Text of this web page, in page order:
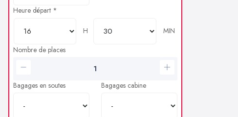
Heure départ *
H
MIN
Nombre de places
Bagages en soutes Bagages cabine